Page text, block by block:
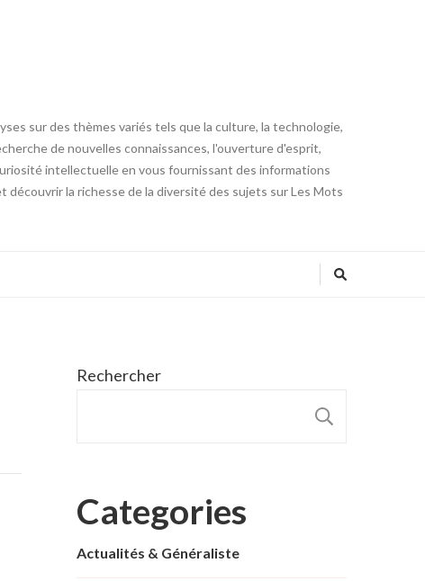
sur des thèmes variés tels que la culture, la technologie,
de nouvelles connaissances, l'ouverture d'esprit,
intellectuelle en vous fournissant des informations
la richesse de la diversité des sujets sur Les Mots
Rechercher
Categories
Actualités & Généraliste